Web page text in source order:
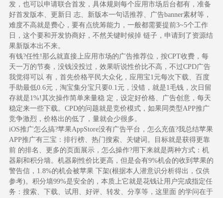
发，也可以申请联合首发，具体规则每个应用市场后台都有，准备
好首发版本、更新日 志、新版本一句话推荐、广告banner素材等，
难度不高就是费心，要有点统筹能力，一般都需要提前3~5个工作
日，这个要和开发协商好，不然关键时候掉 链子，申请到了资源结
果新版本出不来。
有钱?任性!那么就直接上应用市场的广告推荐位，按CPT收费，每
天一万的节奏，没钱没投过，效果听说性价比不高，不过CPD广告
我觉得可以 有，首先价格平民大众化，应用宝1元每次下载、百度
手助最低0.6元，淘宝集分宝只要0.1元，没错，就是1毛钱，次日留
存就是1%!其次操作简单来量稳 定，设定好价格、广告创意，每天
稳定来一些下载。CPD的问题就是竞价模式，如果同类型APP推广
竞争激烈，价格出的低了，量就会少很多。
iOS推广怎么搞?苹果AppStore没有广告平台，怎么充值?我总结苹果
APP推广有三宝：排行榜、热门搜索、关键词。目标就是获得更靠
前 的排名、更多的页面展示，怎么操作?用下来就是两种方式：机
器刷和积分墙。机器刷性价比更高，但是会有9%机会的收到苹果的
警告信，1.8%的机会被苹果 下架(根据本人潜意识分析得出，仅供
参考)。积分墙99%是安全的，本质上它就是花钱让用户完成指定任
务：搜索、下载、试用、好评、转发、分享等，这里面 的学问在于